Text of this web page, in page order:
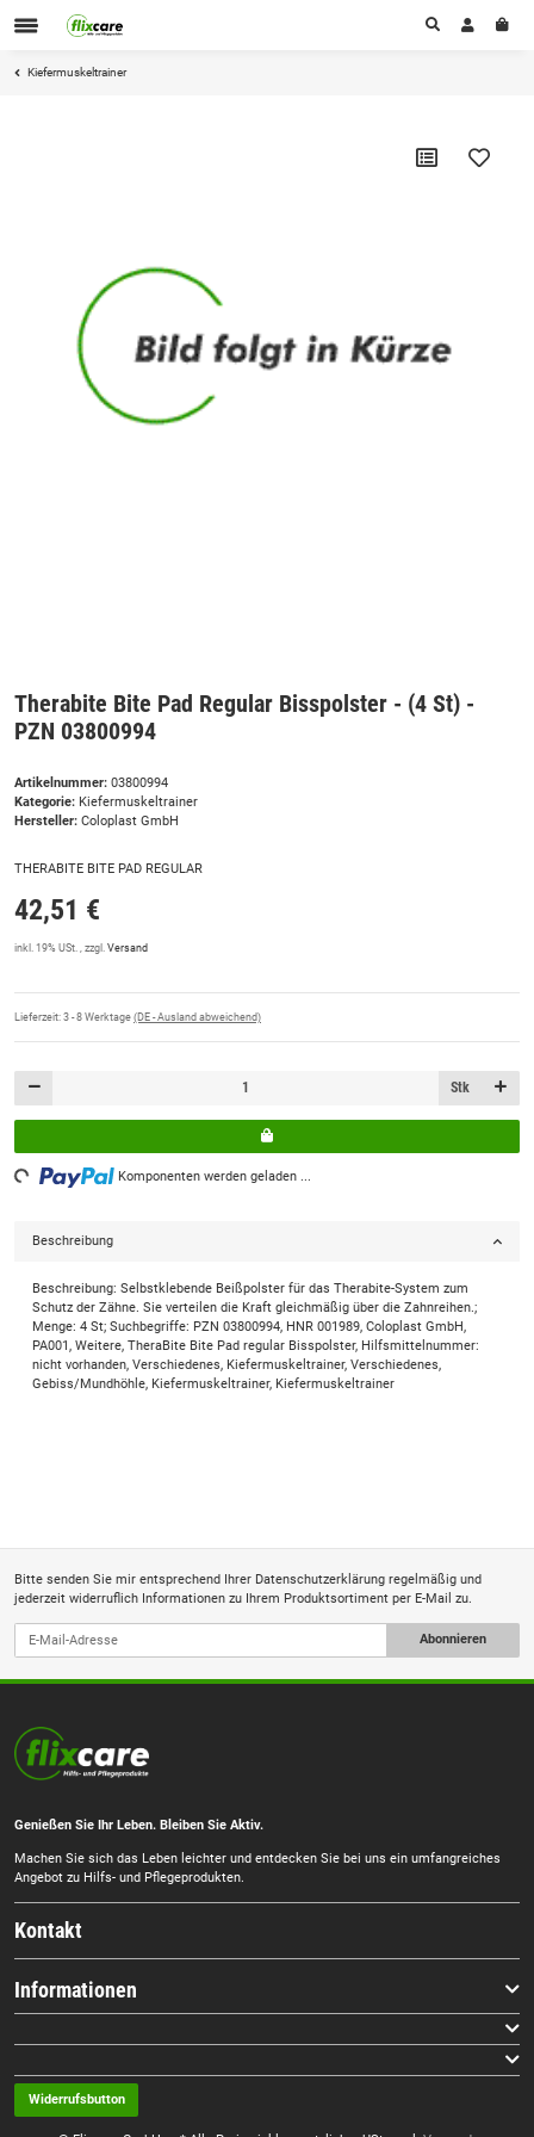
Kiefermuskeltrainer
Therabite Bite Pad Regular Bisspolster - (4 St) -
PZN 03800994
Artikelnummer: 03800994
Kategorie: Kiefermuskeltrainer
Hersteller: Coloplast GmbH
THERABITE BITE PAD REGULAR
42,51 €
inkl. 19% USt. , zzgl. Versand
Lieferzeit: 3 - 8 Werktage (DE - Ausland abweichend)
Stk
Komponenten werden geladen ...
Beschreibung
Beschreibung: Selbstklebende Beißpolster für das Therabite-System zum
Schutz der Zähne. Sie verteilen die Kraft gleichmäßig über die Zahnreihen.;
Menge: 4 St; Suchbegriffe: PZN 03800994, HNR 001989, Coloplast GmbH,
PA001, Weitere, TheraBite Bite Pad regular Bisspolster, Hilfsmittelnummer:
nicht vorhanden, Verschiedenes, Kiefermuskeltrainer, Verschiedenes,
Gebiss/Mundhöhle, Kiefermuskeltrainer, Kiefermuskeltrainer
Bitte senden Sie mir entsprechend Ihrer Datenschutzerklärung regelmäßig und
jederzeit widerruflich Informationen zu Ihrem Produktsortiment per E-Mail zu.
Abonnieren
Genießen Sie Ihr Leben. Bleiben Sie Aktiv.
Machen Sie sich das Leben leichter und entdecken Sie bei uns ein umfangreiches
Angebot zu Hilfs- und Pflegeprodukten.
Kontakt
Informationen
Widerrufsbutton